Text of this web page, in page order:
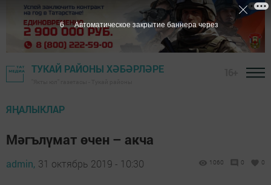
ТУКАЙ РАЙОНЫ ХӘБӘРЛӘРЕ
ЯҢАЛЫКЛАР
Мәгълүмат өчен – акча
admin, 31 октябрь 2019 - 10:30 1060 0 0
5 Автоматическое закрытие баннера через